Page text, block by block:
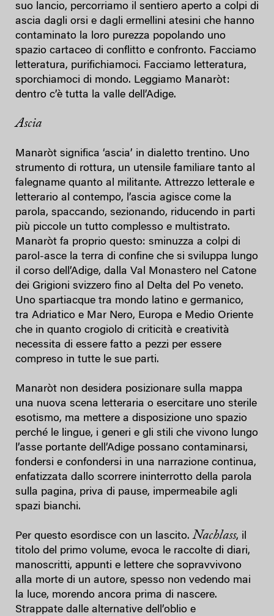
suo lancio, percorriamo il sentiero aperto a colpi di
ascia dagli orsi e dagli ermellini atesini che hanno
contaminato la loro purezza popolando uno
spazio cartaceo di conflitto e confronto. Facciamo
letteratura, purifichiamoci. Facciamo letteratura,
sporchiamoci di mondo. Leggiamo Manaròt:
dentro c’è tutta la valle dell’Adige.
Ascia
Manaròt significa ‘ascia’ in dialetto trentino. Uno
strumento di rottura, un utensile familiare tanto al
falegname quanto al militante. Attrezzo letterale e
letterario al contempo, l’ascia agisce come la
parola, spaccando, sezionando, riducendo in parti
più piccole un tutto complesso e multistrato.
Manaròt fa proprio questo: sminuzza a colpi di
parol-asce la terra di confine che si sviluppa lungo
il corso dell’Adige, dalla Val Monastero nel Catone
dei Grigioni svizzero fino al Delta del Po veneto.
Uno spartiacque tra mondo latino e germanico,
tra Adriatico e Mar Nero, Europa e Medio Oriente
che in quanto crogiolo di criticità e creatività
necessita di essere fatto a pezzi per essere
compreso in tutte le sue parti.
Manaròt non desidera posizionare sulla mappa
una nuova scena letteraria o esercitare uno sterile
esotismo, ma mettere a disposizione uno spazio
perché le lingue, i generi e gli stili che vivono lungo
l’asse portante dell’Adige possano contaminarsi,
fondersi e confondersi in una narrazione continua,
enfatizzata dallo scorrere ininterrotto della parola
sulla pagina, priva di pause, impermeabile agli
spazi bianchi.
Per questo esordisce con un lascito.Nachlass, il
titolo del primo volume, evoca le raccolte di diari,
manoscritti, appunti e lettere che sopravvivono
alla morte di un autore, spesso non vedendo mai
la luce, morendo ancora prima di nascere.
Strappate dalle alternative dell’oblio e